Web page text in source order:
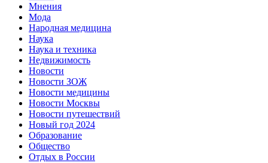
Мнения
Мода
Народная медицина
Наука
Наука и техника
Недвижимость
Новости
Новости ЗОЖ
Новости медицины
Новости Москвы
Новости путешествий
Новый год 2024
Образование
Общество
Отдых в России